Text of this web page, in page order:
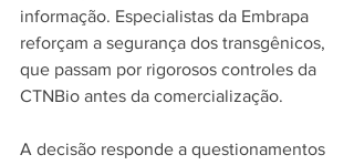
informação. Especialistas da Embrapa
reforçam a segurança dos transgênicos,
que passam por rigorosos controles da
CTNBio antes da comercialização.
A decisão responde a questionamentos